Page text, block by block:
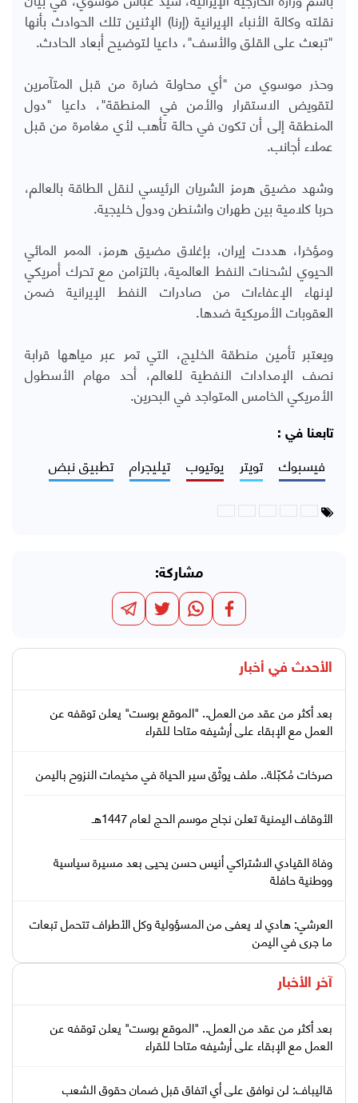
نقلته وكالة الأنباء الإيرانية (إرنا) الإثنين تلك الحوادث بأنها
"تبعث على القلق والأسف"، داعيا لتوضيح أبعاد الحادث.
وحذر موسوي من "أي محاولة ضارة من قبل المتآمرين
لتقويض الاستقرار والأمن في المنطقة"، داعيا "دول
المنطقة إلى أن تكون في حالة تأهب لأي مغامرة من قبل
عملاء أجانب.
وشهد مضيق هرمز الشريان الرئيسي لنقل الطاقة بالعالم،
حربا كلامية بين طهران واشنطن ودول خليجية.
ومؤخرا، هددت إيران، بإغلاق مضيق هرمز، الممر المائي
الحيوي لشحنات النفط العالمية، بالتزامن مع تحرك أمريكي
لإنهاء الإعفاءات من صادرات النفط الإيرانية ضمن
العقوبات الأمريكية ضدها.
ويعتبر تأمين منطقة الخليج، التي تمر عبر مياهها قرابة
نصف الإمدادات النفطية للعالم، أحد مهام الأسطول
الأمريكي الخامس المتواجد في البحرين.
تابعنا في :
فيسبوك تويتر يوتيوب تيليجرام تطبيق نبض
مشاركة:
الأحدث في أخبار
بعد أكثر من عقد من العمل.. "الموقع بوست" يعلن توقفه عن
العمل مع الإبقاء على أرشيفه متاحا للقراء
صرخات مُكبّلة.. ملف يوثّق سير الحياة في مخيمات النزوح باليمن
الأوقاف اليمنية تعلن نجاح موسم الحج لعام 1447هـ
وفاة القيادي الاشتراكي أنيس حسن يحيى بعد مسيرة سياسية
ووطنية حافلة
العرشي: هادي لا يعفى من المسؤولية وكل الأطراف تتحمل تبعات
ما جرى في اليمن
آخر الأخبار
بعد أكثر من عقد من العمل.. "الموقع بوست" يعلن توقفه عن
العمل مع الإبقاء على أرشيفه متاحا للقراء
قاليباف: لن نوافق على أي اتفاق قبل ضمان حقوق الشعب